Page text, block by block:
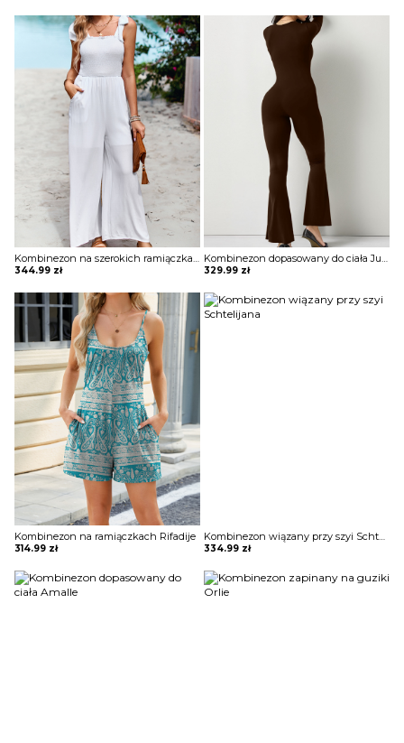
Kombinezon na szerokich ramiączkach Sumeyya
344.99 zł
Kombinezon dopasowany do ciała Julya
329.99 zł
Kombinezon na ramiączkach Rifadije
314.99 zł 334.99 zł